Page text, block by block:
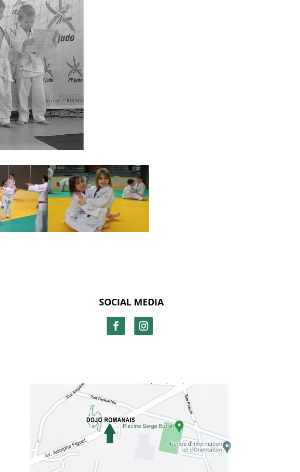
SOCIAL MEDIA